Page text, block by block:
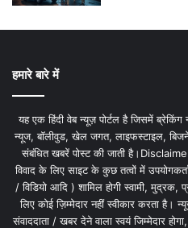
हमारे बारे में
यह एक हिंदी वेब न्यूज़ पोर्टल है जिसमें
न्यूज, बॉलीवुड, खेल जगत, लाइफस्टाइल,
संबंधित खबरें पोस्ट की जाती
विवाद के लिए साइट के कुछ तत्वों में
/ विडियो आदि ) शामिल होगी स्वामी,
लिए कोई ज़िम्मेदार नहीं स्वीकार करता है।
संवाददाता / खबर देने वाला स्वयं जिम्मेदार